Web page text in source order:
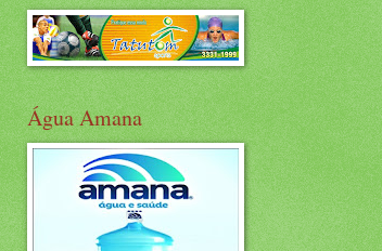
Água Amana